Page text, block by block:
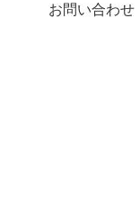
お問い合わせ